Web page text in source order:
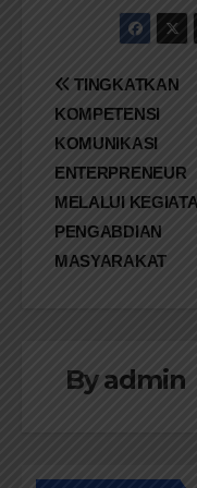
Navigasi
pos
TINGKATKAN
KOMPETENSI
KOMUNIKASI
ENTERPRENEUR
MELALUI
PENGABDIAN
MASYARAKAT
Byadmin